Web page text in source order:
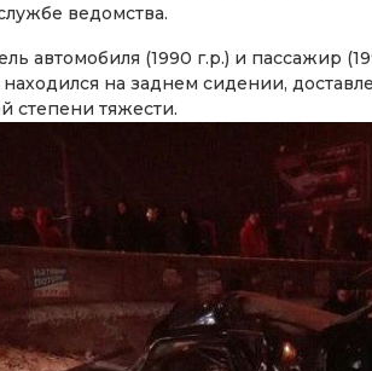
ведомства.
автомобиля (1990 г.р.) и пассажир
на заднем сидении,
степени тяжести.